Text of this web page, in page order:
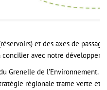
et des axes de
avec notre
du Grenelle de
régionale trame verte